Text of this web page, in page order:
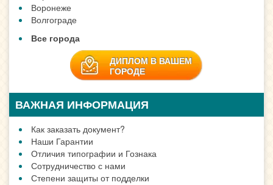
Воронеже
Волгограде
Все города
ДИПЛОМ В ВАШЕМ
ГОРОДЕ
ВАЖНАЯ ИНФОРМАЦИЯ
Как заказать документ?
Наши Гарантии
Отличия типографии и Гознака
Сотрудничество с нами
Степени защиты от подделки